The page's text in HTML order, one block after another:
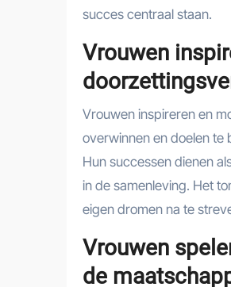
succes centraal staan.
Vrouwen
Vrouwen inspireren en
overwinnen en doelen te
Hun successen dienen
in de samenleving. Het
eigen dromen na te
Vrouwen
de